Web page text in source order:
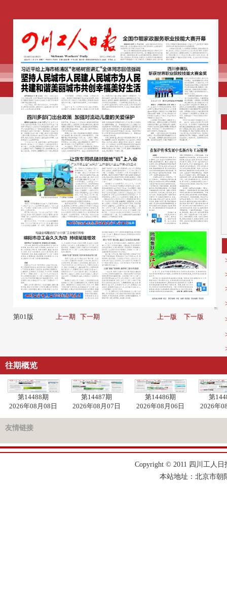
第01版 上一期 下一期 上一版 下一版
往期概览
第14488期
2026年08月08日
第14487期
2026年08月07日
第14486期
2026年08月06日
第
2026年
友情链接
Copyright © 2011 四川工人
本站地址：北京市